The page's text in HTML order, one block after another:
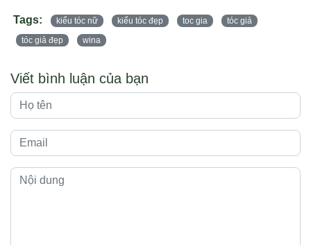
Tags: kiểu tóc nữ kiểu tóc đẹp toc gia
tóc giả
tóc giả đẹp
wina
Viết bình luận của bạn